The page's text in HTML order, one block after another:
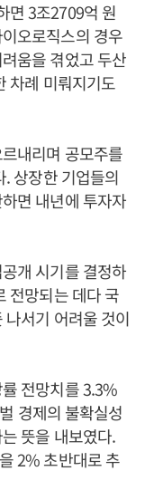
면 3조2709억 원
오로직스의 경우
움을 겪었고 두산
차례 미뤄지기도
내리며 공모주를
상장한 기업들의
면 내년에 투자자
개 시기를 결정하
전망되는 데다 국
서기 어려울 것이
전망치를 3.3%
경제의 불확실성
뜻을 내보였다.
2% 초반대로 추